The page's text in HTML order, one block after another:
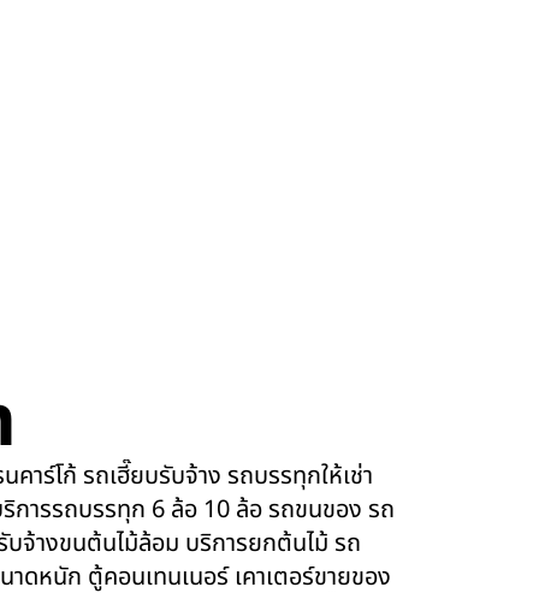
คาร์โก้ รถเฮี๊ยบรับจ้าง รถบรรทุกให้เช่า
การรถบรรทุก 6 ล้อ 10 ล้อ รถขนของ รถ
จ้างขนต้นไม้ล้อม บริการยกต้นไม้ รถ
หนัก ตู้คอนเทนเนอร์ เคาเตอร์ขายของ